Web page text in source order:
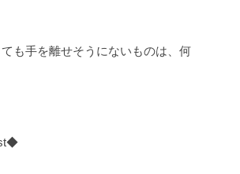
も手を離せそうにないものは、何